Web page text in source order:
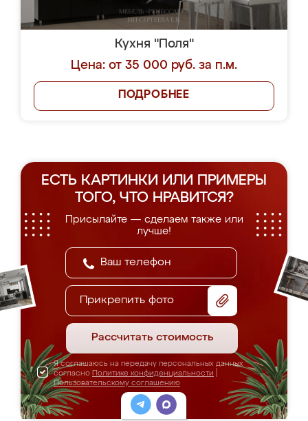
Кухня "Поля"
Цена: от 35 000 руб. за п.м.
ПОДРОБНЕЕ
ЕСТЬ КАРТИНКИ ИЛИ ПРИМЕРЫ
ТОГО, ЧТО НРАВИТСЯ?
Присылайте — сделаем также или
лучше!
Прикрепить фото
Рассчитать стоимость
Я соглашаюсь на передачу персональных данных
согласно Политике конфиденциальности
Пользовательскому соглашению